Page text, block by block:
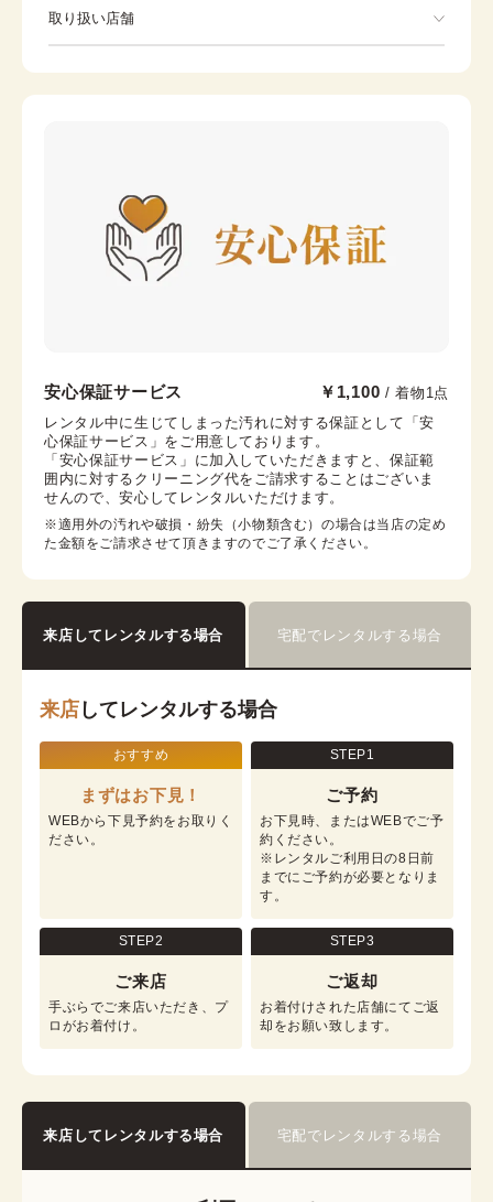
着物
足袋 肌着
帯揚げ 伊達襟
末広 コーリンベルト
身丈 171cm
取り扱い店舗
東京都台東区浅草２丁目６−７ 楽天地浅草ビル 4階
営業時間： 10:00~ 18:00
着付け最終受付時間：17:30
返却締め切り時間：18:00
安心保証サービス ￥1,100 / 着物1点
レンタル中に生じてしまった汚れに対する保証として「安
心保証サービス」をご用意しております。
「安心保証サービス」に加入していただきますと、保証範
囲内に対するクリーニング代をご請求することはございま
せんので、安心してレンタルいただけます。
※適用外の汚れや破損・紛失（小物類含む）の場合は当店の定め
た金額をご請求させて頂きますのでご了承ください。
来店してレンタルする場合 宅配でレンタルする場合
来店 してレンタルする場合
おすすめ
まずはお下見！
WEBから下見予約をお取りく
ださい。
STEP1
ご予約
お下見時、またはWEBでご予
約ください。
※レンタルご利用日の8日前
までにご予約が必要となりま
す。
STEP2
ご来店
手ぶらでご来店いただき、プ
ロがお着付け。
STEP3
ご返却
お着付けされた店舗にてご返
却をお願い致します。
来店してレンタルする場合 宅配でレンタルする場合